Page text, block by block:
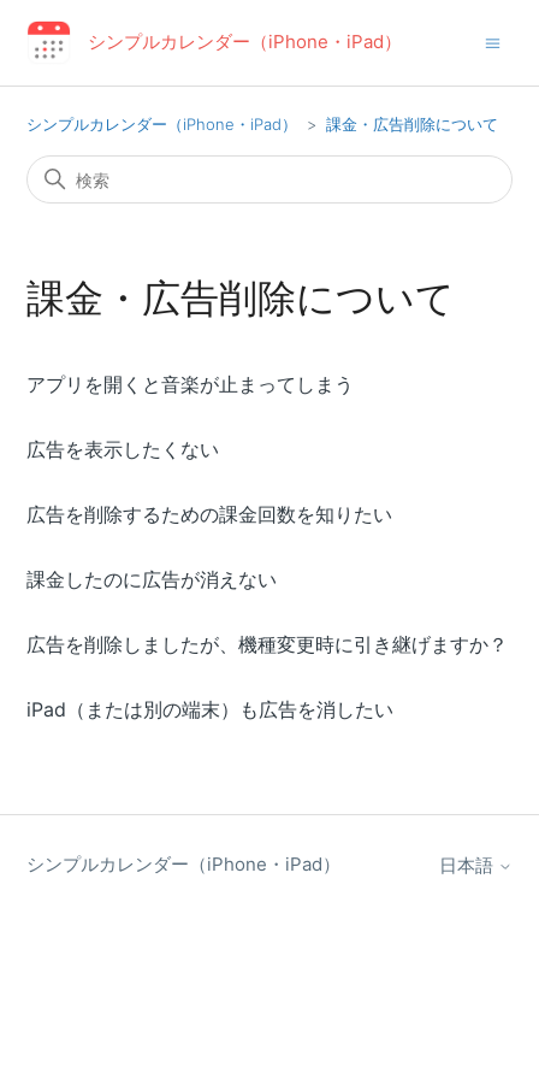
シンプルカレンダー（iPhone・iPad）
シンプルカレンダー（iPhone・iPad） 課金・広告削除について
課金・広告削除について
アプリを開くと音楽が止まってしまう
広告を表示したくない
広告を削除するための課金回数を知りたい
課金したのに広告が消えない
広告を削除しましたが、機種変更時に引き継げますか？
iPad（または別の端末）も広告を消したい
シンプルカレンダー（iPhone・iPad） 日本語